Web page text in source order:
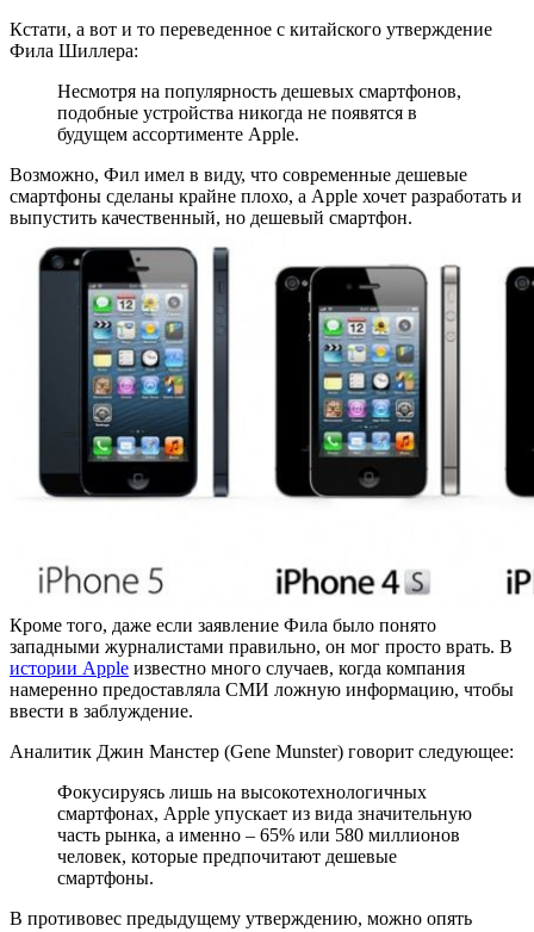
Кстати, а вот и то переведенное с китайского утверждение
Фила Шиллера:
Несмотря на популярность дешевых смартфонов,
подобные устройства никогда не появятся в
будущем ассортименте Apple.
Возможно, Фил имел в виду, что современные дешевые
смартфоны сделаны крайне плохо, а Apple хочет разработать и
выпустить качественный, но дешевый смартфон.
Кроме того, даже если заявление Фила было понято
западными журналистами правильно, он мог просто врать. В
истории Apple известно много случаев, когда компания
намеренно предоставляла СМИ ложную информацию, чтобы
ввести в заблуждение.
Аналитик Джин Манстер (Gene Munster) говорит следующее:
Фокусируясь лишь на высокотехнологичных
смартфонах, Apple упускает из вида значительную
часть рынка, а именно – 65% или 580 миллионов
человек, которые предпочитают дешевые
смартфоны.
В противовес предыдущему утверждению, можно опять